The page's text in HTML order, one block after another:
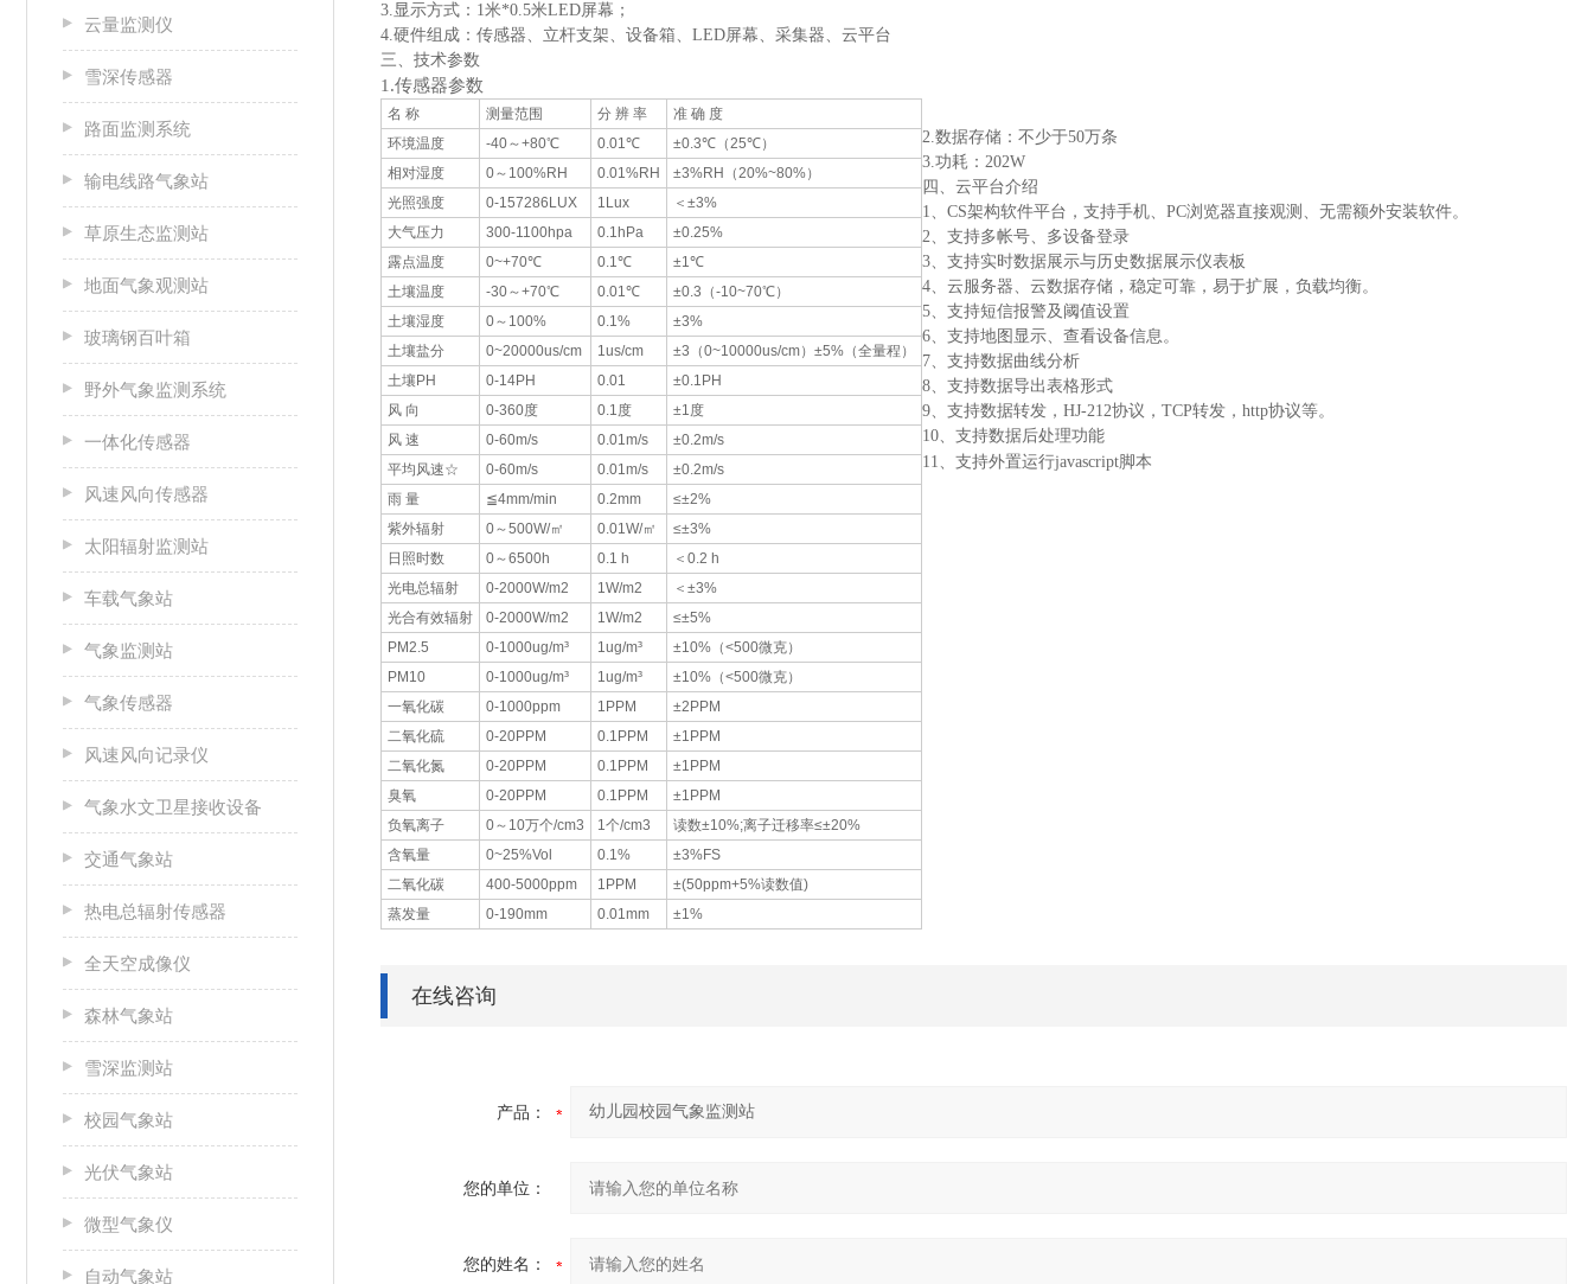
云量监测仪
雪深传感器
路面监测系统
输电线路气象站
草原生态监测站
地面气象观测站
玻璃钢百叶箱
野外气象监测系统
一体化传感器
风速风向传感器
太阳辐射监测站
车载气象站
气象监测站
气象传感器
风速风向记录仪
气象水文卫星接收设备
交通气象站
热电总辐射传感器
全天空成像仪
森林气象站
雪深监测站
校园气象站
光伏气象站
微型气象仪
自动气象站
3.显示方式：1米*0.5米LED屏幕；
4.硬件组成：传感器、立杆支架、设备箱、LED屏幕、采集器、云平台
三、技术参数
1.传感器参数
名 称 测量范围 分 辨 率
准 确 度
环境温度
-40～+80℃ 0.01℃
±0.3℃（25℃）
相对湿度
0～100%RH 0.01%RH
±3%RH（20%~80%）
光照强度
0-157286LUX 1Lux
＜±3%
大气压力
300-1100hpa 0.1hPa
±0.25%
露点温度
0~+70℃ 0.1℃
±1℃
土壤温度
-30～+70℃ 0.01℃
±0.3（-10~70℃）
土壤湿度
0～100% 0.1%
±3%
土壤盐分
0~20000us/cm 1us/cm
±3（0~10000us/cm）±5%（全量程）
土壤PH
0-14PH 0.01
±0.1PH
风 向
0-360度 0.1度
±1度
风 速
0-60m/s 0.01m/s
±0.2m/s
平均风速☆
0-60m/s 0.01m/s
±0.2m/s
雨 量
≦4mm/min 0.2mm
≤±2%
紫外辐射
0～500W/㎡ 0.01W/㎡
≤±3%
日照时数
0～6500h 0.1 h
＜0.2 h
光电总辐射
0-2000W/m2 1W/m2
＜±3%
光合有效辐射
0-2000W/m2 1W/m2
≤±5%
PM2.5
0-1000ug/m³ 1ug/m³
±10%（<500微克）
PM10
0-1000ug/m³ 1ug/m³
±10%（<500微克）
一氧化碳
0-1000ppm 1PPM
±2PPM
二氧化硫
0-20PPM 0.1PPM
±1PPM
二氧化氮
0-20PPM 0.1PPM
±1PPM
臭氧
0-20PPM 0.1PPM
±1PPM
负氧离子
0～10万个/cm3 1个/cm3
读数±10%;离子迁移率≤±20%
含氧量
0~25%Vol 0.1%
±3%FS
二氧化碳
400-5000ppm 1PPM
±(50ppm+5%读数值)
蒸发量
0-190mm 0.01mm ±1%
2.数据存储：不少于50万条
3.功耗：202W
四、云平台介绍
1、CS架构软件平台，支持手机、PC浏览器直接观测、无需额外安装软件。
2、支持多帐号、多设备登录
3、支持实时数据展示与历史数据展示仪表板
4、云服务器、云数据存储，稳定可靠，易于扩展，负载均衡。
5、支持短信报警及阈值设置
6、支持地图显示、查看设备信息。
7、支持数据曲线分析
8、支持数据导出表格形式
9、支持数据转发，HJ-212协议，TCP转发，http协议等。
10、支持数据后处理功能
11、支持外置运行javascript脚本
在线咨询
产品：
您的单位：
您的姓名：